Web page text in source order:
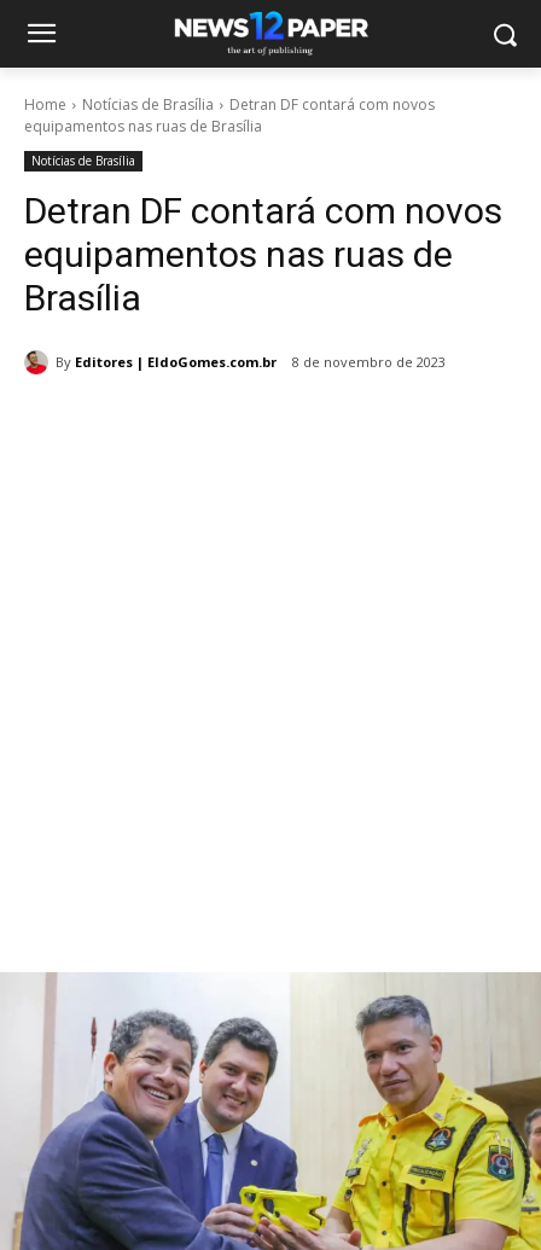
Home Notícias de Brasília
Detran DF contará com novos
equipamentos nas ruas de Brasília
Notícias de Brasília
Detran DF contará com novos
equipamentos nas ruas de
Brasília
By Editores | EldoGomes.com.br 8 de novembro de 2023